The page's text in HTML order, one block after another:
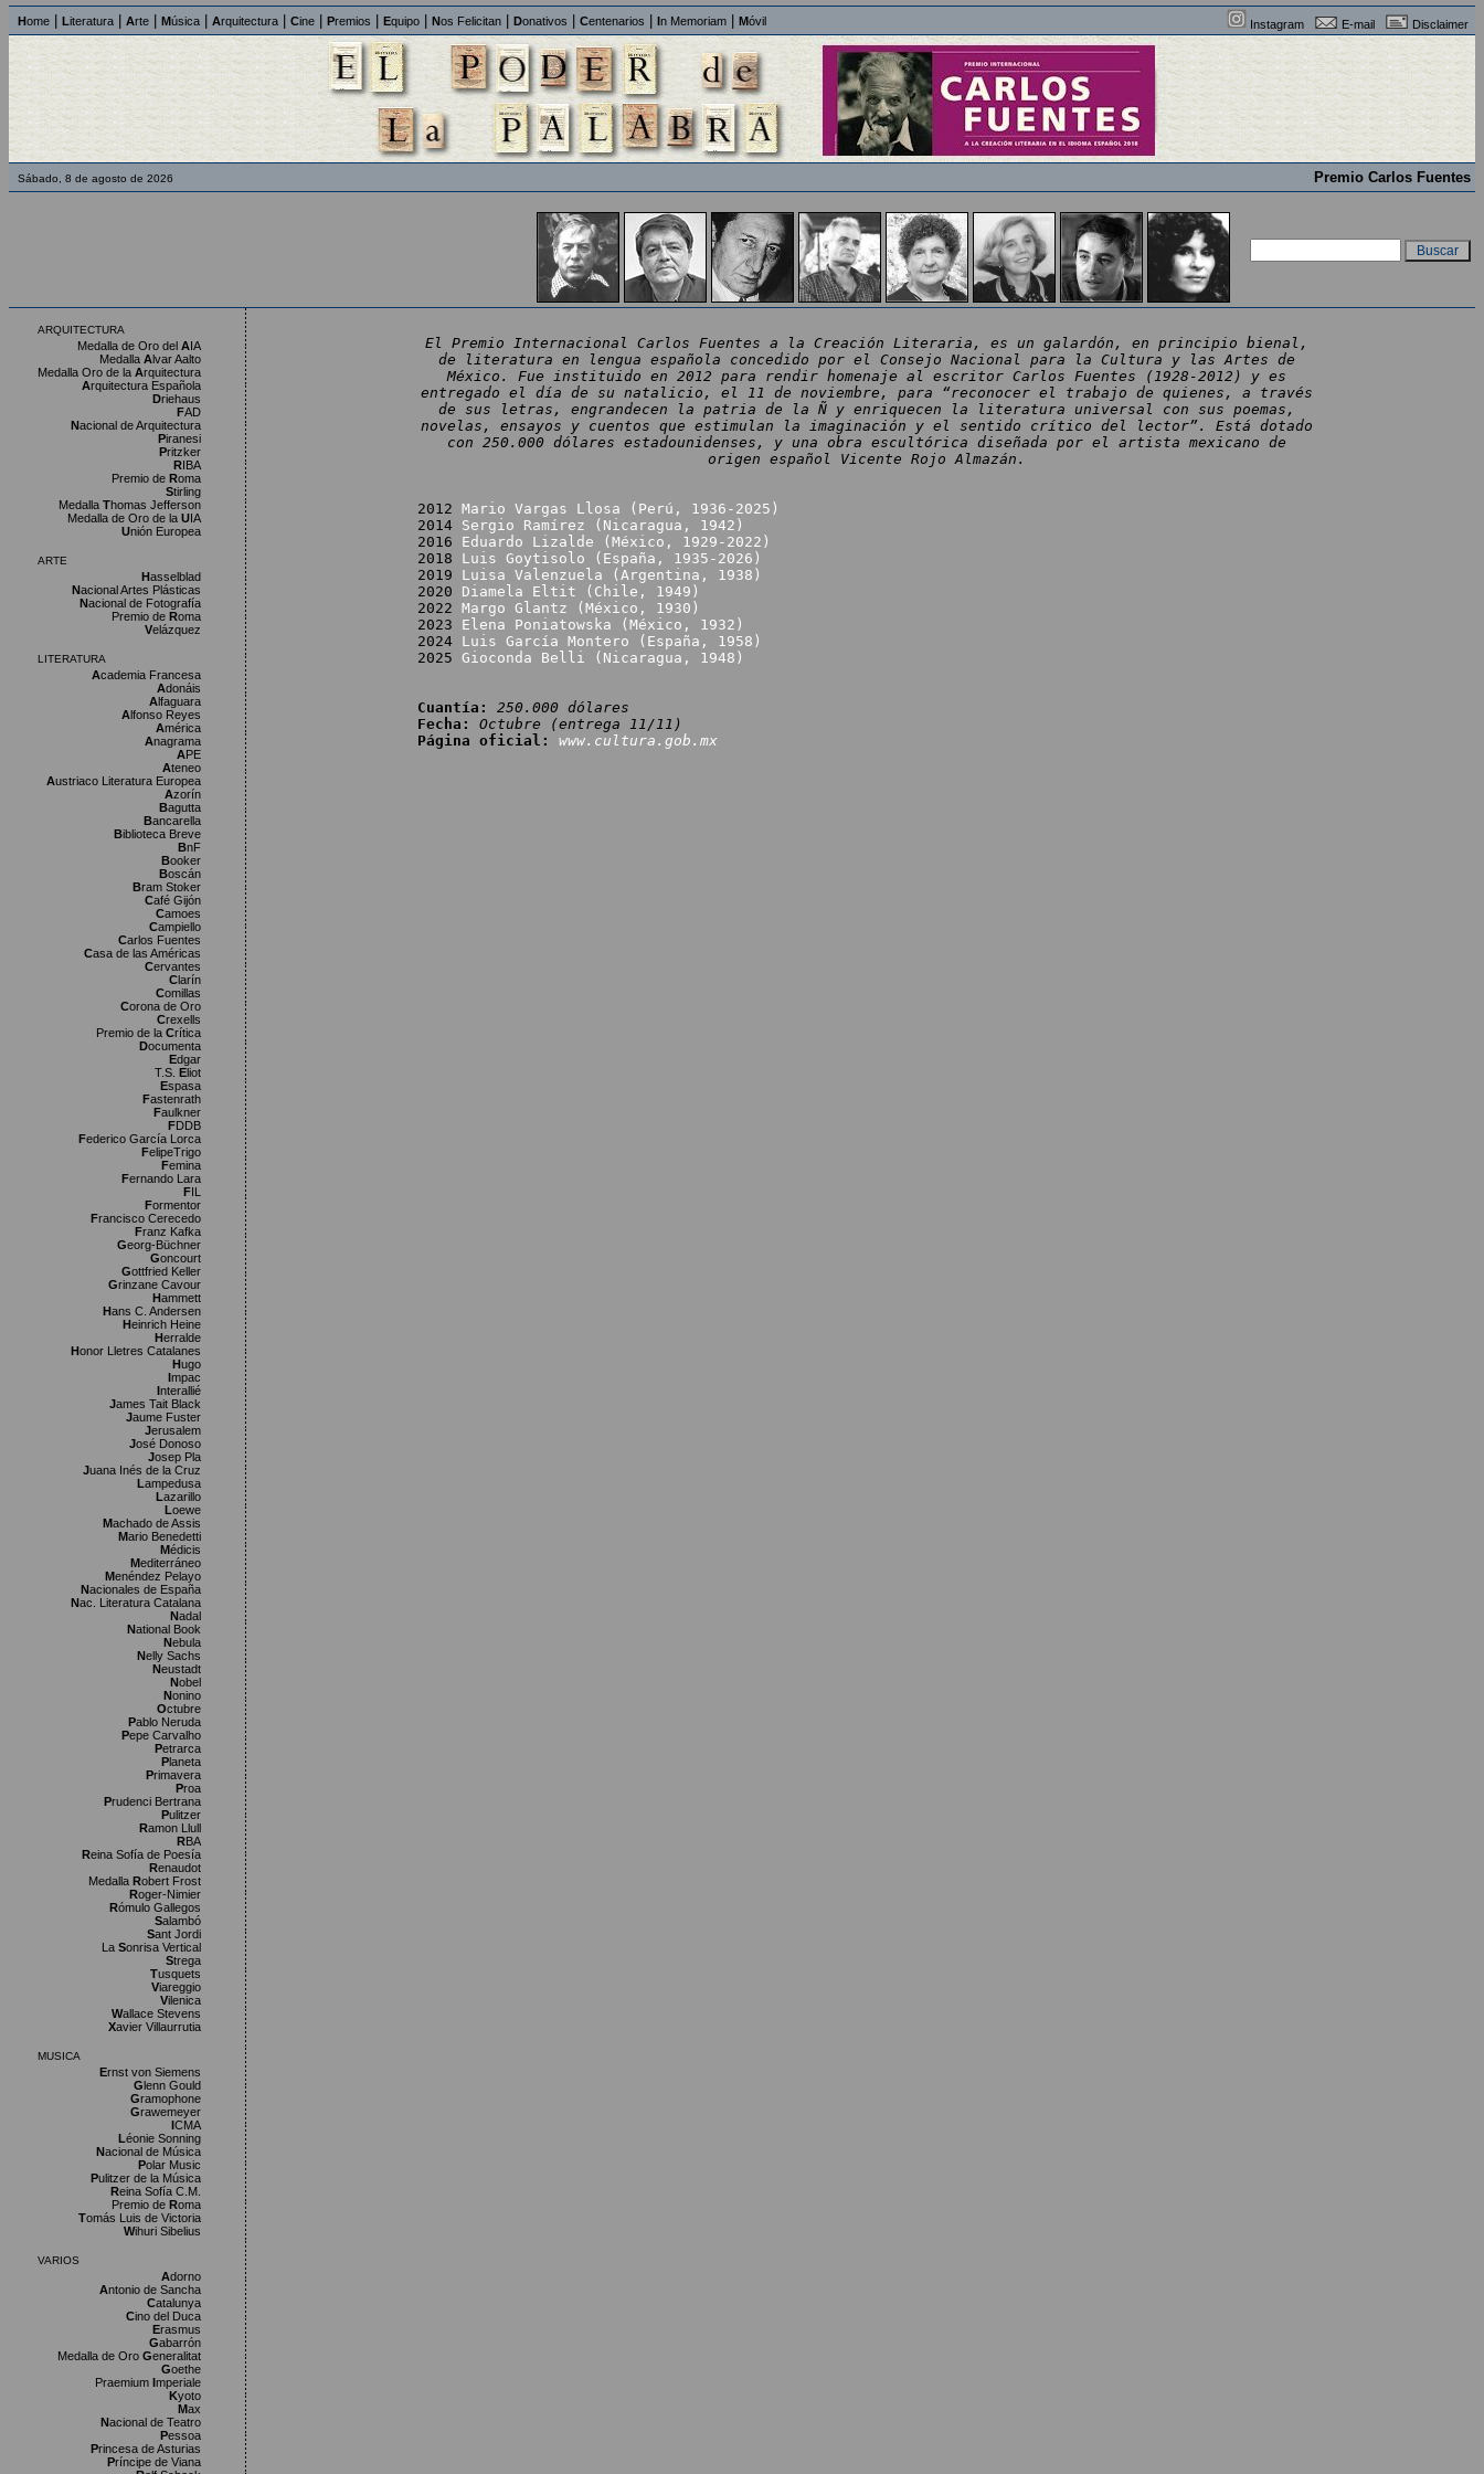
Home Literatura Arte Música Arquitectura Cine Premios Equipo Nos Felicitan Donativos Centenarios In Memoriam Móvil Instagram E-mail Disclaimer
Sábado, 8 de agosto de 2026 Premio Carlos Fuentes
ARQUITECTURA
Medalla de Oro del AIA
Medalla Alvar Aalto
Medalla Oro de la Arquitectura
Arquitectura Española
Driehaus
FAD
Nacional de Arquitectura
Piranesi
Pritzker
RIBA
Premio de Roma
Stirling
Medalla Thomas Jefferson
Medalla de Oro de la UIA
Unión Europea
ARTE
Hasselblad
Nacional Artes Plásticas
Nacional de Fotografía
Premio de Roma
Velázquez
LITERATURA
Academia Francesa
Adonáis
Alfaguara
Alfonso Reyes
América
Anagrama
APE
Ateneo
Austriaco Literatura Europea
Azorín
Bagutta
Bancarella
Biblioteca Breve
BnF
Booker
Boscán
Bram Stoker
Café Gijón
Camoes
Campiello
Carlos Fuentes
Casa de las Américas
Cervantes
Clarín
Comillas
Corona de Oro
Crexells
Premio de la Crítica
Documenta
Edgar
T.S. Eliot
Espasa
Fastenrath
Faulkner
FDDB
Federico García Lorca
FelipeTrigo
Femina
Fernando Lara
FIL
Formentor
Francisco Cerecedo
Franz Kafka
Georg-Büchner
Goncourt
Gottfried Keller
Grinzane Cavour
Hammett
Hans C. Andersen
Heinrich Heine
Herralde
Honor Lletres Catalanes
Hugo
Impac
Interallié
James Tait Black
Jaume Fuster
Jerusalem
José Donoso
Josep Pla
Juana Inés de la Cruz
Lampedusa
Lazarillo
Loewe
Machado de Assis
Mario Benedetti
Médicis
Mediterráneo
Menéndez Pelayo
Nacionales de España
Nac. Literatura Catalana
Nadal
National Book
Nebula
Nelly Sachs
Neustadt
Nobel
Nonino
Octubre
Pablo Neruda
Pepe Carvalho
Petrarca
Planeta
Primavera
Proa
Prudenci Bertrana
Pulitzer
Ramon Llull
RBA
Reina Sofía de Poesía
Renaudot
Medalla Robert Frost
Roger-Nimier
Rómulo Gallegos
Salambó
Sant Jordi
La Sonrisa Vertical
Strega
Tusquets
Viareggio
Vilenica
Wallace Stevens
Xavier Villaurrutia
MUSICA
Ernst von Siemens
Glenn Gould
Gramophone
Grawemeyer
ICMA
Léonie Sonning
Nacional de Música
Polar Music
Pulitzer de la Música
Reina Sofía C.M.
Premio de Roma
Tomás Luis de Victoria
Wihuri Sibelius
VARIOS
Adorno
Antonio de Sancha
Catalunya
Cino del Duca
Erasmus
Gabarrón
Medalla de Oro Generalitat
Goethe
Praemium Imperiale
Kyoto
Max
Nacional de Teatro
Pessoa
Princesa de Asturias
Príncipe de Viana
El Premio Internacional Carlos Fuentes a la Creación Literaria, es un galardón, en principio bienal,
de literatura en lengua española concedido por el Consejo Nacional para la Cultura y las Artes de
México. Fue instituido en 2012 para rendir homenaje al escritor Carlos Fuentes (1928-2012) y es
entregado el día de su natalicio, el 11 de noviembre, para “reconocer el trabajo de quienes, a través
de sus letras, engrandecen la patria de la Ñ y enriquecen la literatura universal con sus poemas,
novelas, ensayos y cuentos que estimulan la imaginación y el sentido crítico del lector”. Está dotado
con 250.000 dólares estadounidenses, y una obra escultórica diseñada por el artista mexicano de
origen español Vicente Rojo Almazán.
2012 Mario Vargas Llosa (Perú, 1936-2025)
2014 Sergio Ramírez (Nicaragua, 1942)
2016 Eduardo Lizalde (México, 1929-2022)
2018 Luis Goytisolo​ (España, 1935-2026)
2019 Luisa Valenzuela (Argentina, 1938)
2020 Diamela Eltit (Chile, 1949)
2022 Margo Glantz (México, 1930)
2023 Elena Poniatowska (México, 1932)
2024 Luis García Montero (España, 1958)
2025 Gioconda Belli (Nicaragua, 1948)
Cuantía:
250.000 dólares
Fecha:
Octubre (entrega 11/11)
Página oficial:
www.cultura.gob.mx